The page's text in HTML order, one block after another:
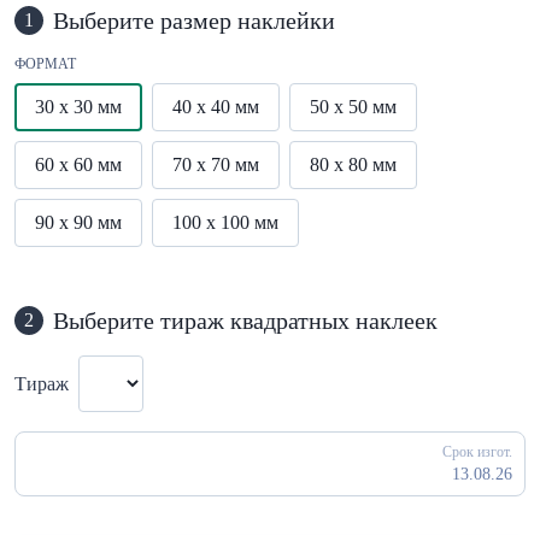
1 Выберите размер наклейки
ФОРМАТ
30 x 30 мм 40 x 40 мм 50 x 50 мм
60 x 60 мм 70 x 70 мм 80 x 80 мм
90 x 90 мм 100 x 100 мм
2 Выберите тираж квадратных наклеек
Тираж
Срок изгот.
13.08.26